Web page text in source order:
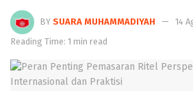
BY SUARA MUHAMMADIYAH
14
Reading Time: 1 min read